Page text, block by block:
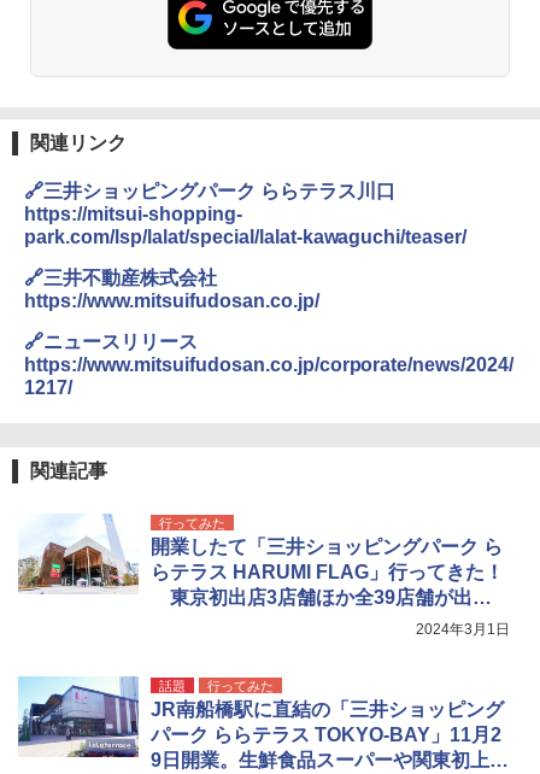
関連リンク
🔗三井ショッピングパーク ららテラス川口
https://mitsui-shopping-
park.com/lsp/lalat/special/lalat-kawaguchi/teaser/
🔗三井不動産株式会社
https://www.mitsuifudosan.co.jp/
🔗ニュースリリース
https://www.mitsuifudosan.co.jp/corporate/news/2024/
1217/
関連記事
行ってみた
開業したて「三井ショッピングパーク ら
らテラス HARUMI FLAG」行ってきた！
東京初出店3店舗ほか全39店舗が出
店、都心最大級のサミットストアも2024年3月1日
話題 行ってみた
JR南船橋駅に直結の「三井ショッピング
パーク ららテラス TOKYO-BAY」11月2
9日開業。生鮮食品スーパーや関東初上陸